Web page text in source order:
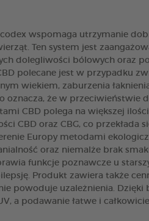
wspomaga utrzymanie
Ten system jest
dolegliwości bólowych oraz
polecane jest w przypadku
wiekiem, zaburzenia
oznacza, że w
CBD polega na większej
CBD oraz CBG, co przekłada
Europy metodami
oraz niemalże brak
funkcje poznawcze u
Produkt zawiera także
powoduje uzależnienia.
a podawanie łatwe i